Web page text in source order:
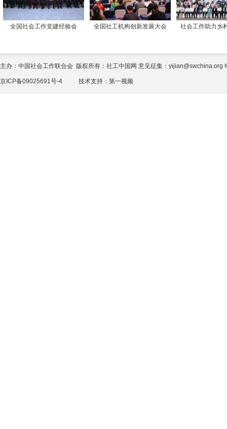
全国社会工作党建经验会 全国社工机构创新发展大会 社会工作助力乡
主办：中国社会工作联合会 版权所有：社工中国网 意见征集：yijian@swchina.org
京ICP备09025691号-4 技术支持： 第一视频